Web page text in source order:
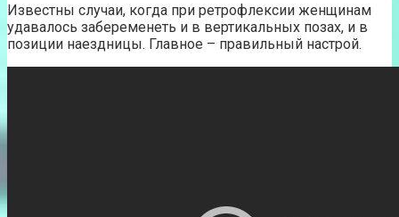
Известны случаи, когда при ретрофлексии женщинам
удавалось забеременеть и в вертикальных позах, и в
позиции наездницы. Главное – правильный настрой.